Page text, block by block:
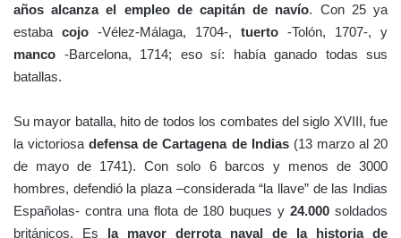
años alcanza el empleo de capitán de navío. Con 25 ya
estaba cojo -Vélez-Málaga, 1704-, tuerto -Tolón, 1707-, y
manco -Barcelona, 1714; eso sí: había ganado todas sus
batallas.
Su mayor batalla, hito de todos los combates del siglo XVIII, fue
la victoriosa defensa de Cartagena de Indias(13 marzo al 20
de mayo de 1741). Con solo 6 barcos y menos de 3000
hombres, defendió la plaza –considerada “la llave” de las Indias
Españolas- contra una flota de 180 buques y 24.000 soldados
británicos. Es la mayor derrota naval de la historia de